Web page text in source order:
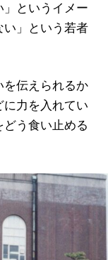
というイメー
い」という若者
を伝えられるか
力を入れてい
う食い止める